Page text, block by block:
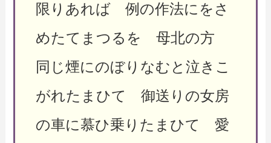
限りあれば 例の作法にをさ
めたてまつるを 母北の方
同じ煙にのぼりなむと泣きこ
がれたまひて 御送りの女房
の車に慕ひ乗りたまひて 愛